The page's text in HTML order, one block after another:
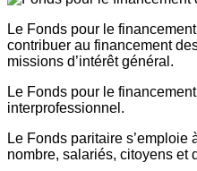
Le Fonds pour le
contribuer au financement
missions d’intérêt général.
Le Fonds pour le
interprofessionnel.
Le Fonds paritaire
nombre, salariés, citoyens et